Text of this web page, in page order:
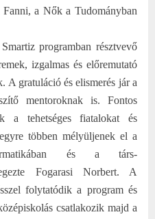
a Nők a Tudományban
programban résztvevő
izgalmas és előremutató
A gratuláció és elismerés jár a
mentoroknak is. Fontos
a tehetséges fiatalokat és
többen mélyüljenek el a
és a társ-
Fogarasi Norbert. A
folytatódik a program és
csatlakozik majd a